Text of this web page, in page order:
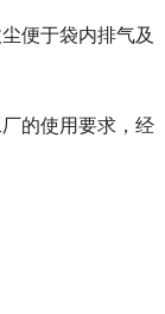
便于袋内排气及
的使用要求，经